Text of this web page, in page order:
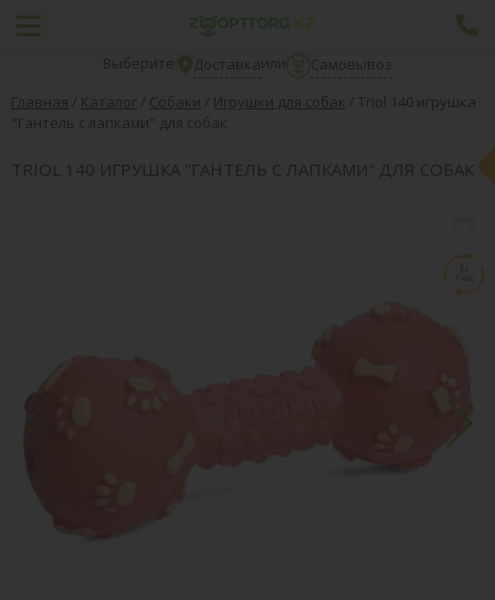
Выберите: Доставкаили
Самовывоз
Главная / Каталог / Собаки / Игрушки для собак / Triol 140 игрушка
"Гантель с лапками" для собак
TRIOL 140 ИГРУШКА "ГАНТЕЛЬ С ЛАПКАМИ" ДЛЯ СОБАК